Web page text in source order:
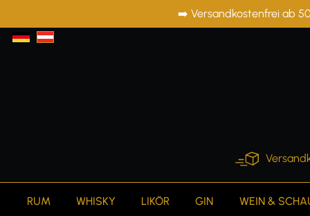
Zur Hauptnavigation springen➡️ Versandkostenfrei ab
RUM WHISKY LIKÖR GIN WEIN &